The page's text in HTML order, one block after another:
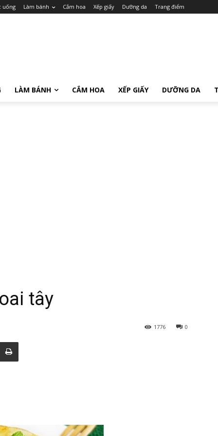
uống Làm bánh Cắm hoa Xếp giấy Dưỡng da Trang điểm
LÀM BÁNH CẮM HOA XẾP GIẤY DƯỠNG DA
tây
0
1776